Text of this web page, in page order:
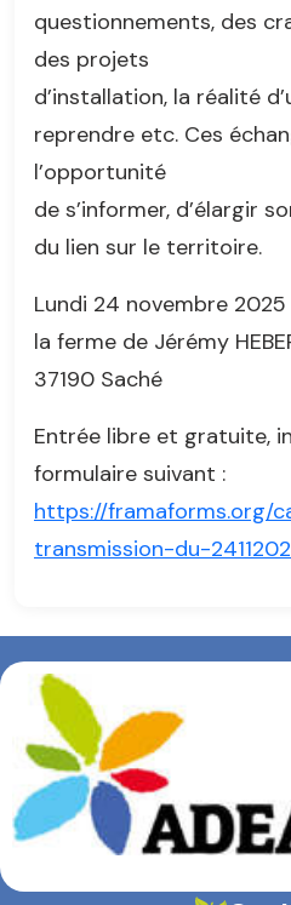
questionnements, des
des projets
d’installation, la réalité
reprendre etc. Ces
l’opportunité
de s’informer, d’élargir
du lien sur le territoire.
Lundi 24 novembre
la ferme de Jérémy
37190 Saché
Entrée libre et gratuite,
formulaire suivant :
https://framaforms.org/
transmission-du-